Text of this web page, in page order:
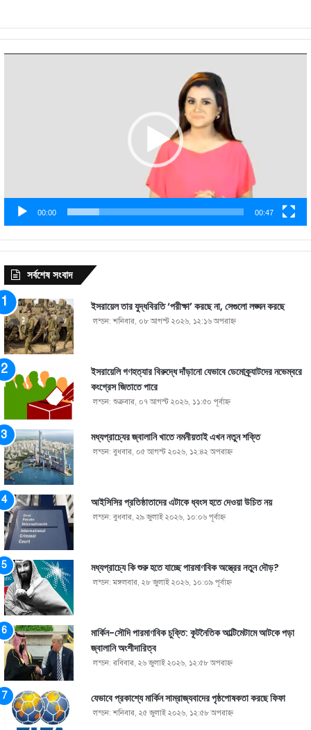
00:00 00:47
সর্বশেষ সংবাদ
ইসরায়েল তার যুদ্ধবিরতি ‘পরীক্ষা’ করছে না, সেগুলো লঙ্ঘন করছে
লন্ডন: শনিবার, ০৮ আগস্ট ২০২৬, ১২:১৬ অপরাহ্ণ
ইসরায়েলি গণহত্যার বিরুদ্ধে দাঁড়ানো যেভাবে ডেমোক্র্যাটদের নভেম্বরে
কংগ্রেস জিতাতে পারে
লন্ডন: শুক্রবার, ০৭ আগস্ট ২০২৬, ১১:৫০ পূর্বাহ্ণ
মধ্যপ্রাচ্যের জ্বালানি খাতে নমনীয়তাই এখন নতুন শক্তি
লন্ডন: বুধবার, ০৫ আগস্ট ২০২৬, ১২:৪২ অপরাহ্ণ
আইসিসির প্রতিষ্ঠাতাদের এটাকে ধ্বংস হতে দেওয়া উচিত নয়
লন্ডন: বুধবার, ২৯ জুলাই ২০২৬, ১০:০৬ পূর্বাহ্ণ
মধ্যপ্রাচ্যে কি শুরু হতে যাচ্ছে পারমাণবিক অস্ত্রের নতুন দৌড়?
লন্ডন: মঙ্গলবার, ২৮ জুলাই ২০২৬, ১০:০৯ পূর্বাহ্ণ
মার্কিন-সৌদি পারমাণবিক চুক্তি: কূটনৈতিক আল্টিমেটামে আটকে পড়া
জ্বালানি অংশীদারিত্ব
লন্ডন: রবিবার, ২৬ জুলাই ২০২৬, ১২:৫৮ অপরাহ্ণ
যেভাবে প্রকাশ্যে মার্কিন সাম্রাজ্যবাদের পৃষ্ঠপোষকতা করছে ফিফা
লন্ডন: শনিবার, ২৫ জুলাই ২০২৬, ১২:৫৮ অপরাহ্ণ